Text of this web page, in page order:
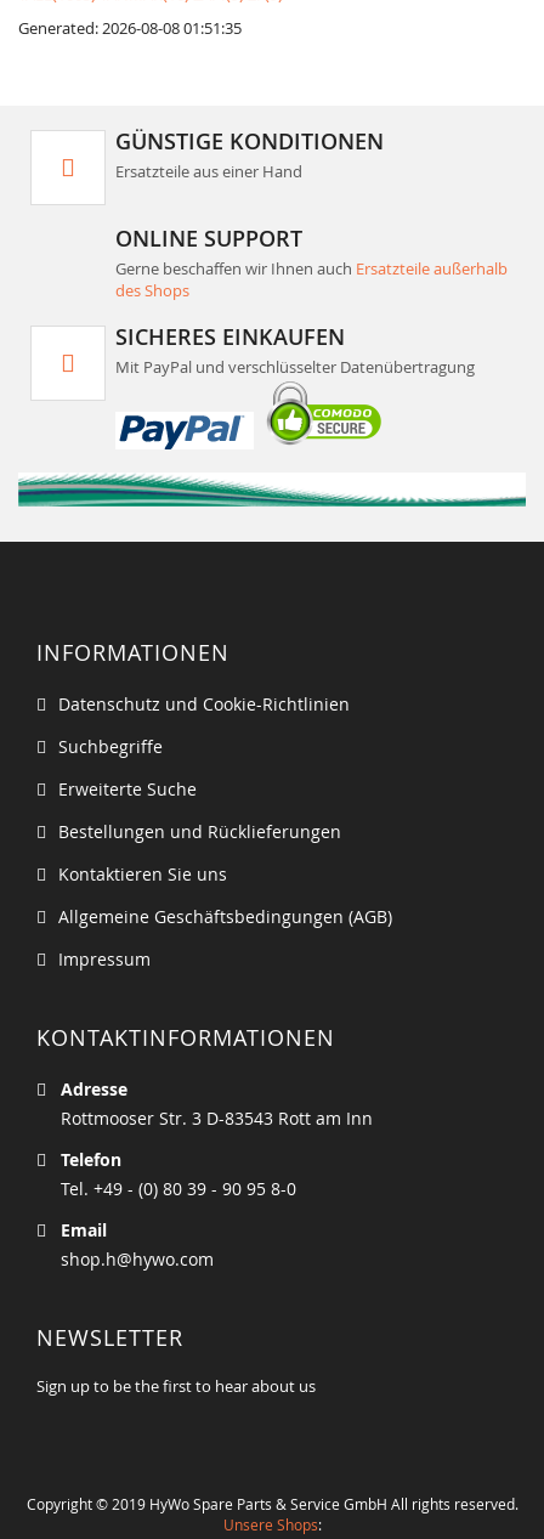
Generated: 2026-08-08 01:51:35
GÜNSTIGE KONDITIONEN
Ersatzteile aus einer Hand
ONLINE SUPPORT
Gerne beschaffen wir Ihnen auch Ersatzteile außerhalb
des Shops
SICHERES EINKAUFEN
Mit PayPal und verschlüsselter Datenübertragung
INFORMATIONEN
Datenschutz und Cookie-Richtlinien
Suchbegriffe
Erweiterte Suche
Bestellungen und Rücklieferungen
Kontaktieren Sie uns
Allgemeine Geschäftsbedingungen (AGB)
Impressum
KONTAKTINFORMATIONEN
Adresse
Rottmooser Str. 3 D-83543 Rott am Inn
Telefon
Tel. +49 - (0) 80 39 - 90 95 8-0
Email
shop.h@hywo.com
NEWSLETTER
Sign up to be the first to hear about us
Copyright © 2019 HyWo Spare Parts & Service GmbH All rights reserved.
Unsere Shops: